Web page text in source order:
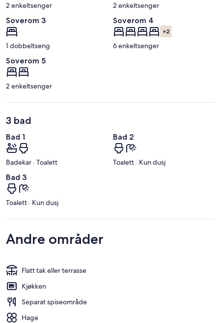
2 enkeltsenger 2 enkeltsenger
Soverom 3
1 dobbeltseng
Soverom 4
+2
6 enkeltsenger
Soverom 5
2 enkeltsenger
3 bad
Bad 1
Badekar · Toalett
Bad 2
Toalett · Kun dusj
Bad 3
Toalett · Kun dusj
Andre områder
Flatt tak eller terrasse
Kjøkken
Separat spiseområde
Hage